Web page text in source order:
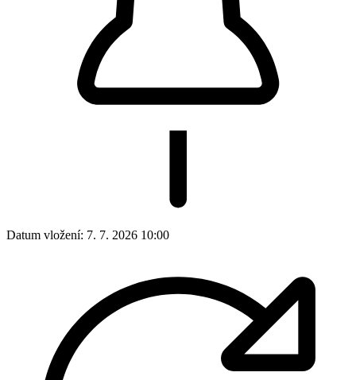
Datum vložení: 7. 7. 2026 10:00